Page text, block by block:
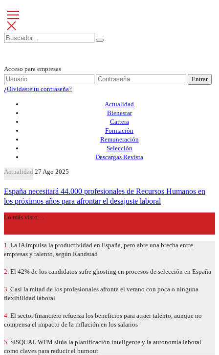
Acceso para empresas
Entrar
¿Olvidaste tu contraseña?
Actualidad
Bienestar
Carrera
Formación
Remuneración
Selección
Descargas Revista
Actualidad 27 Ago 2025
España necesitará 44.000 profesionales de Recursos Humanos en
los próximos años para afrontar el desajuste laboral
Lo más visto…
1. La IA impulsa la productividad en España, pero abre una brecha entre
empresas y talento, según Randstad
2. El 42% de los candidatos sufre ghosting en procesos de selección en España
3. Casi la mitad de los profesionales afronta el verano con poca o ninguna
flexibilidad laboral
4. El sector financiero refuerza los beneficios para atraer talento, aunque no
compensa el impacto de la inflación en los salarios
5. SISQUAL WFM sitúa la planificación inteligente y la autonomía laboral
como claves para reducir el burnout